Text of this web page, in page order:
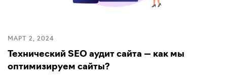
МАРТ 2, 2024
Технический SEO аудит сайта — как мы
оптимизируем сайты?